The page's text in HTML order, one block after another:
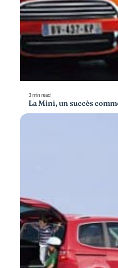
3 min read
La Mini, un succès